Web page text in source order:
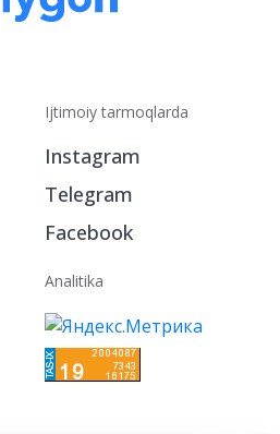
Ijtimoiy tarmoqlarda
Instagram
Telegram
Facebook
Analitika